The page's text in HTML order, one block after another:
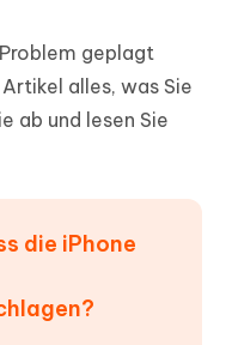
geplagt
alles, was Sie
ab und lesen Sie
die iPhone